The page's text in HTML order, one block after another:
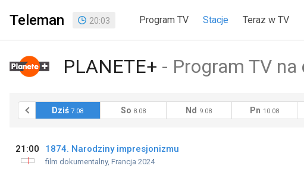
Teleman 20:03 Program TV Stacje Teraz w TV
PLANETE+ Program TV na
6.08 Dziś 7.08 So 8.08 Nd 9.08 Pn 10.08
21:00 1874. Narodziny impresjonizmu
film dokumentalny, Francja 2024